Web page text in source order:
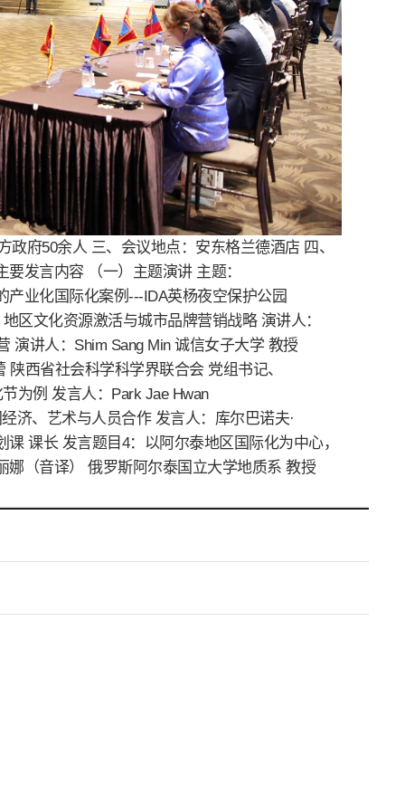
府50余人 三、会议地点：安东格兰德酒店 四、
发言内容 （一）主题演讲 主题：
业化国际化案例---IDA英杨夜空保护公园
区文化资源激活与城市品牌营销战略 演讲人：
演讲人：Shim Sang Min 诚信女子大学 教授
西省社会科学科学界联合会 党组书记、
为例 发言人：Park Jae Hwan
济、艺术与人员合作 发言人：库尔巴诺夫·
课长 发言题目4：以阿尔泰地区国际化为中心，
娜（音译） 俄罗斯阿尔泰国立大学地质系 教授